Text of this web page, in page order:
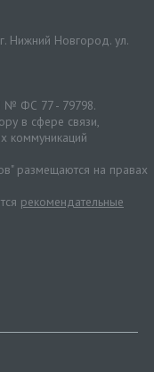
Нижний Новгород. ул.
№ ФС 77 - 79798.
в сфере связи,
коммуникаций
размещаются на правах
рекомендательные